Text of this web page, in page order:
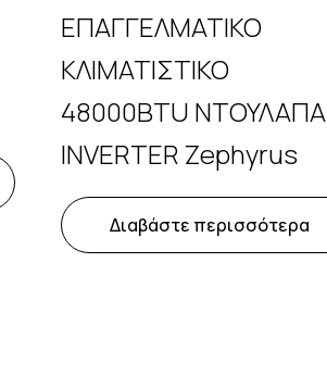
ΕΠΑΓΓΕΛΜΑΤΙΚΟ
ΚΛΙΜΑΤΙΣΤΙΚΟ
48000BTU ΝΤΟΥΛΑΠΑ
INVERTER Zephyrus
Διαβάστε περισσότερα